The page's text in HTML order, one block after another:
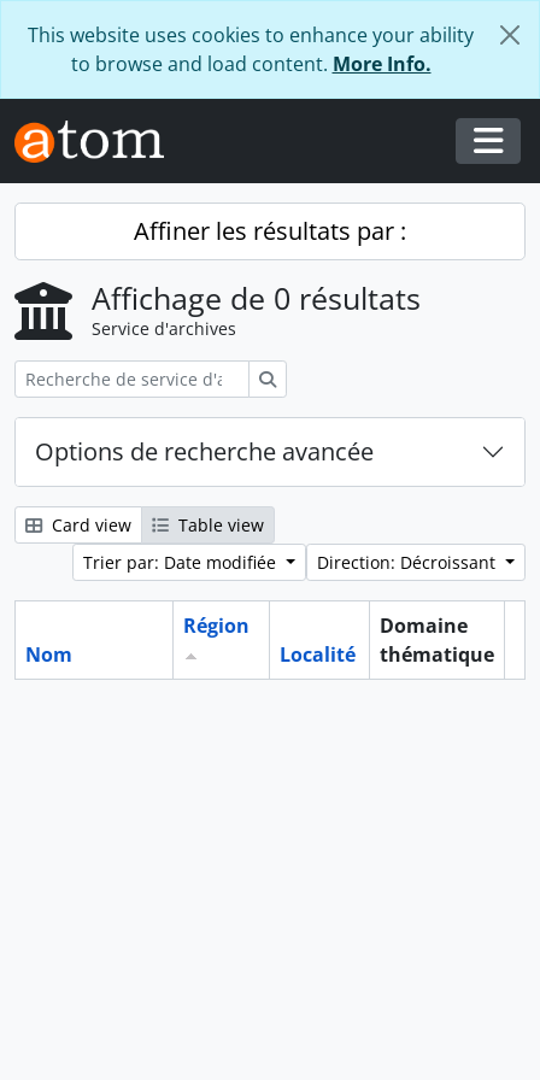
This website uses cookies to enhance your ability
to browse and load content. More Info.
Affiner les résultats par :
Affichage de 0 résultats
Service d'archives
Options de recherche avancée
Card view
Table view
Trier par: Date modifiée
Direction: Décroissant
Nom
Région
Localité
Domaine
thématique